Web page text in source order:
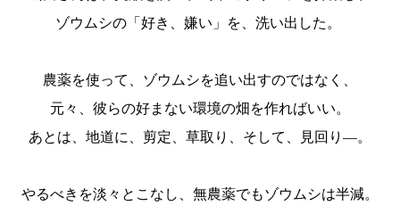
ゾウムシの「好き、嫌い」を、洗い出した。
農薬を使って、ゾウムシを追い出すのではなく、
元々、彼らの好まない環境の畑を作ればいい。
あとは、地道に、剪定、草取り、そして、見回り―。
やるべきを淡々とこなし、無農薬でもゾウムシは半減。